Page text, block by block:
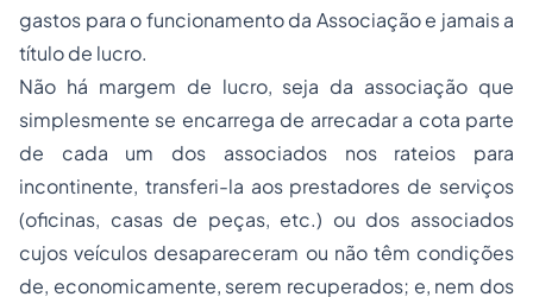
gastos para o funcionamento da Associação e jamais a
título de lucro.
Não há margem de lucro, seja da associação que
simplesmente se encarrega de arrecadar a cota parte
de cada um dos associados nos rateios para
incontinente, transferi-la aos prestadores de serviços
(oficinas, casas de peças, etc.) ou dos associados
cujos veículos desapareceram ou não têm condições
de, economicamente, serem recuperados; e, nem dos